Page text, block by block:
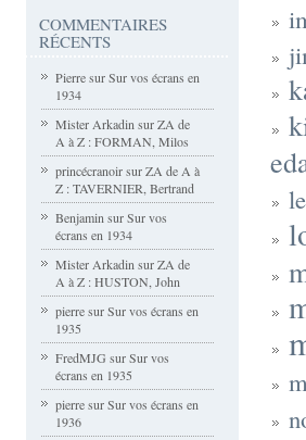
COMMENTAIRES
RÉCENTS
PierresurSur vos écrans en
1934
Mister Arkadin surZA de
A à Z : FORMAN, Milos
princécranoirsurZA de A à
Z : TAVERNIER, Bertrand
Benjamin surSur vos
écrans en 1934
Mister Arkadin surZA de
A à Z : HUSTON, John
pierresurSur vos écrans en
1935
FredMJG surSur vos
écrans en 1935
pierresurSur vos écrans en
1936